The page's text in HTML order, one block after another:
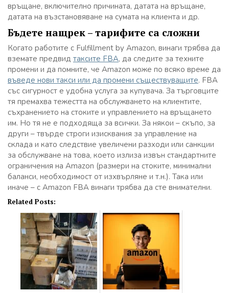
връщане, включително причината, датата на връщане,
датата на възстановяване на сумата на клиента и др.
Бъдете нащрек – тарифите са сложни
Когато работите с Fulfillment by Amazon, винаги трябва да
вземате предвид таксите FBA, да следите за техните
промени и да помните, че Amazon може по всяко време да
въведе нови такси или да промени съществуващите. FBA
със сигурност е удобна услуга за купувача. За търговците
тя премахва тежестта на обслужването на клиентите,
съхранението на стоките и управлението на връщането
им. Но тя не е подходяща за всички. За някои – скъпо, за
други – твърде строги изисквания за управление на
склада и като следствие увеличени разходи или санкции
за обслужване на това, което излиза извън стандартните
ограничения на Amazon (размери на стоките, минимални
баланси, необходимост от изхвърляне и т.н.). Така или
иначе – с Amazon FBA винаги трябва да сте внимателни.
Related Posts: